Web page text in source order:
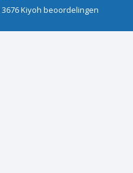
3676Kiyoh beoordelingen